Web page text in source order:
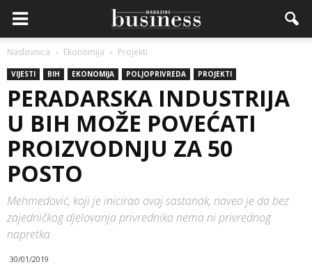
Naslovnica Ekonomija Projekti
VIJESTI BIH EKONOMIJA POLJOPRIVREDA PROJEKTI
PERADARSKA INDUSTRIJA
U BIH MOŽE POVEĆATI
PROIZVODNJU ZA 50
POSTO
Mehmedović, koji je inicirao ovaj sastanak, naveo je da bez
zajedničkog djelovanja privrednika nema ni privrednog
napretka
30/01/2019